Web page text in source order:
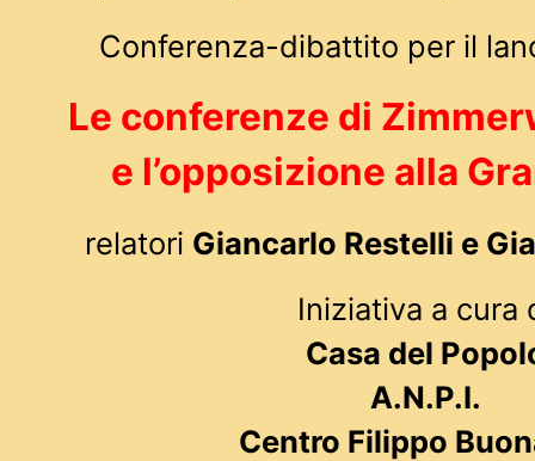
Conferenza-dibattito per il
Le conferenze di
e l’opposizione alla
relatori Giancarlo Restelli e
Iniziativa a cura
Casa del
A.N.P.I.
Centro Filippo